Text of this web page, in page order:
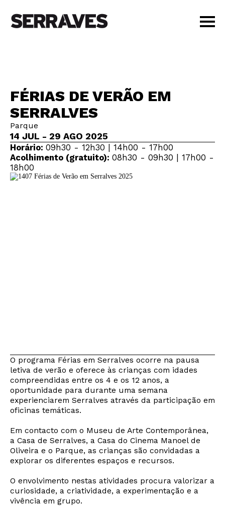
LOJA
PT | EN
BILHETES
AMIGOS
FÉRIAS DE VERÃO EM
SERRALVES
Parque
14 JUL - 29 AGO 2025
Horário: 09h30 - 12h30 | 14h00 - 17h00
Acolhimento (gratuito): 08h30 - 09h30 | 17h00 -
18h00
O programa Férias em Serralves ocorre na pausa
letiva de verão e oferece às crianças com idades
compreendidas entre os 4 e os 12 anos, a
oportunidade para durante uma semana
experienciarem Serralves através da participação em
oficinas temáticas.
Em contacto com o Museu de Arte Contemporânea,
a Casa de Serralves, a Casa do Cinema Manoel de
Oliveira e o Parque, as crianças são convidadas a
explorar os diferentes espaços e recursos.
O envolvimento nestas atividades procura valorizar a
curiosidade, a criatividade, a experimentação e a
vivência em grupo.